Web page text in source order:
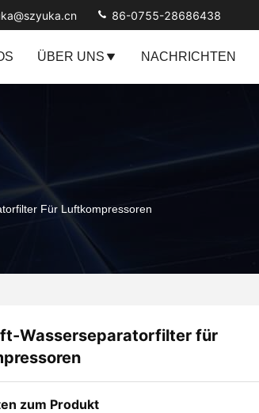
86-0755-28686438
ÜBER UNS NACHRICHTEN
Für Luftkompressoren
Wasserseparatorfilter für
zum Produkt